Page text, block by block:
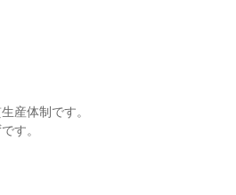
産体制です。
す。